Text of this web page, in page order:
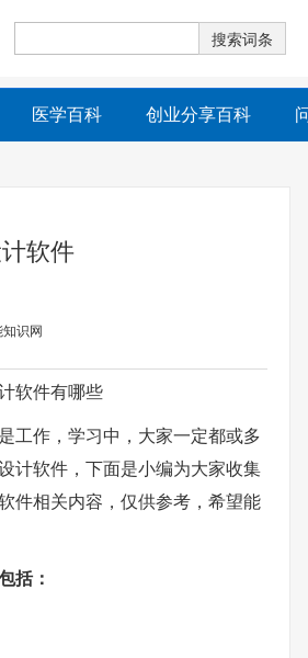
医学百科 创业分享百科
软件
识网
软件有哪些
工作，学习中，大家一定都或多
计软件，下面是小编为大家收集
件相关内容，仅供参考，希望能
括：